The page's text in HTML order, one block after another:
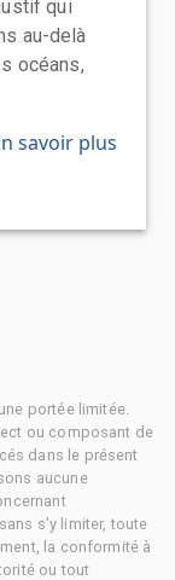
qui
au-delà
océans,
savoir plus
portée limitée.
ou composant de
dans le présent
aucune
s'y limiter, toute
la conformité à
ou tout